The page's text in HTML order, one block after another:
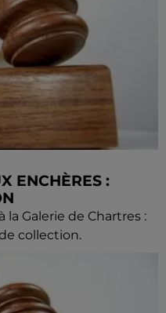
ENCHÈRES :
la Galerie de Chartres :
collection.